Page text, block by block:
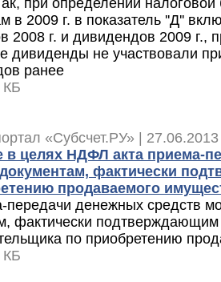
в 2009 г. в показатель ''Д''
2008 г. и дивидендов 2009 г.,
дивиденды не участвовали
ранее
КБ
«Субсчет.РУ» |
в целях НДФЛ акта приема-
фактически
продаваемого
передачи денежных средств
фактически
по приобретению
КБ